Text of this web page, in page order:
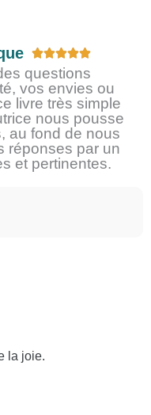
N
t
é
5
s
u
r
questions
vos envies ou
livre très simple
nous pousse
au fond de nous
réponses par un
et pertinentes.
la joie.